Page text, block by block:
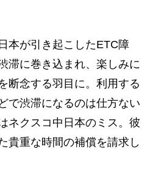
本が引き起こしたETC障
滞に巻き込まれ、楽しみに
断念する羽目に。利用する
で渋滞になるのは仕方ない
ネクスコ中日本のミス。彼
貴重な時間の補償を請求し